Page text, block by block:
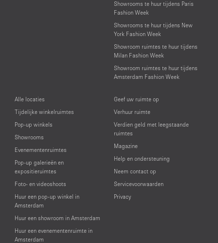
Showrooms te huur tijdens Paris
Fashion Week
Showrooms te huur tijdens New
York Fashion Week
Showroom ruimtes te huur tijdens
Milan Fashion Week
Showroom ruimtes te huur tijdens
Amsterdam Fashion Week
Alle locaties
Tijdelijke winkelruimtes
Pop-up winkels
Showrooms
Evenementenruimtes
Pop-up galerieën en
expositieruimtes
Foto- en videoshoots
Huur een pop-up winkel in
Amsterdam
Huur een showroom in Amsterdam
Huur een evenementenruimte in
Amsterdam
Geef uw ruimte op
Verhuur ruimte
Verdien geld met leegstaande
ruimtes
Magazine
Help en ondersteuning
Neem contact op
Servicevoorwaarden
Privacy